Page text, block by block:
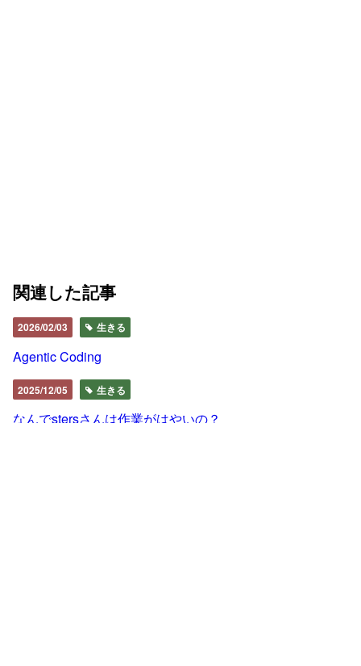
関連した記事
2026/02/03 生きる
Agentic Coding
2025/12/05 生きる
なんでstersさんは作業がはやいの？